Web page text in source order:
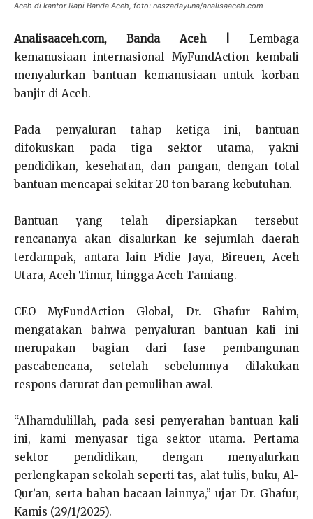
Aceh di kantor Rapi Banda Aceh, foto: naszadayuna/analisaaceh.com
Analisaaceh.com, Banda Aceh |
Lembaga
kemanusiaan internasional MyFundAction kembali
menyalurkan bantuan kemanusiaan untuk korban
banjir di Aceh.
Pada penyaluran tahap ketiga ini, bantuan
difokuskan pada tiga sektor utama, yakni
pendidikan, kesehatan, dan pangan, dengan total
bantuan mencapai sekitar 20 ton barang kebutuhan.
Bantuan yang telah dipersiapkan tersebut
rencananya akan disalurkan ke sejumlah daerah
terdampak, antara lain Pidie Jaya, Bireuen, Aceh
Utara, Aceh Timur, hingga Aceh Tamiang.
CEO MyFundAction Global, Dr. Ghafur Rahim,
mengatakan bahwa penyaluran bantuan kali ini
merupakan bagian dari fase pembangunan
pascabencana, setelah sebelumnya dilakukan
respons darurat dan pemulihan awal.
“Alhamdulillah, pada sesi penyerahan bantuan kali
ini, kami menyasar tiga sektor utama. Pertama
sektor pendidikan, dengan menyalurkan
perlengkapan sekolah seperti tas, alat tulis, buku, Al-
Qur’an, serta bahan bacaan lainnya,” ujar Dr. Ghafur,
Kamis (29/1/2025).